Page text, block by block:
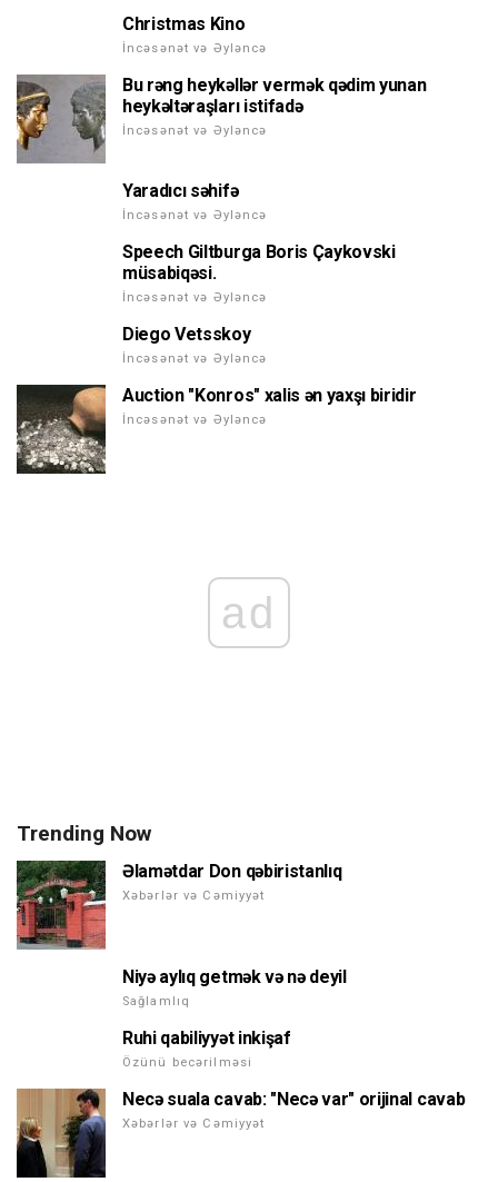
Christmas Kino
İncəsənət və Əyləncə
Bu rəng heykəllər vermək qədim yunan
heykəltəraşları istifadə
İncəsənət və Əyləncə
Yaradıcı səhifə
İncəsənət və Əyləncə
Speech Giltburga Boris Çaykovski
müsabiqəsi.
İncəsənət və Əyləncə
Diego Vetsskoy
İncəsənət və Əyləncə
Auction "Konros" xalis ən yaxşı biridir
İncəsənət və Əyləncə
ad
Trending Now
Əlamətdar Don qəbiristanlıq
Xəbərlər və Cəmiyyət
Niyə aylıq getmək və nə deyil
Sağlamlıq
Ruhi qabiliyyət inkişaf
Özünü becərilməsi
Necə suala cavab: "Necə var" orijinal cavab
Xəbərlər və Cəmiyyət